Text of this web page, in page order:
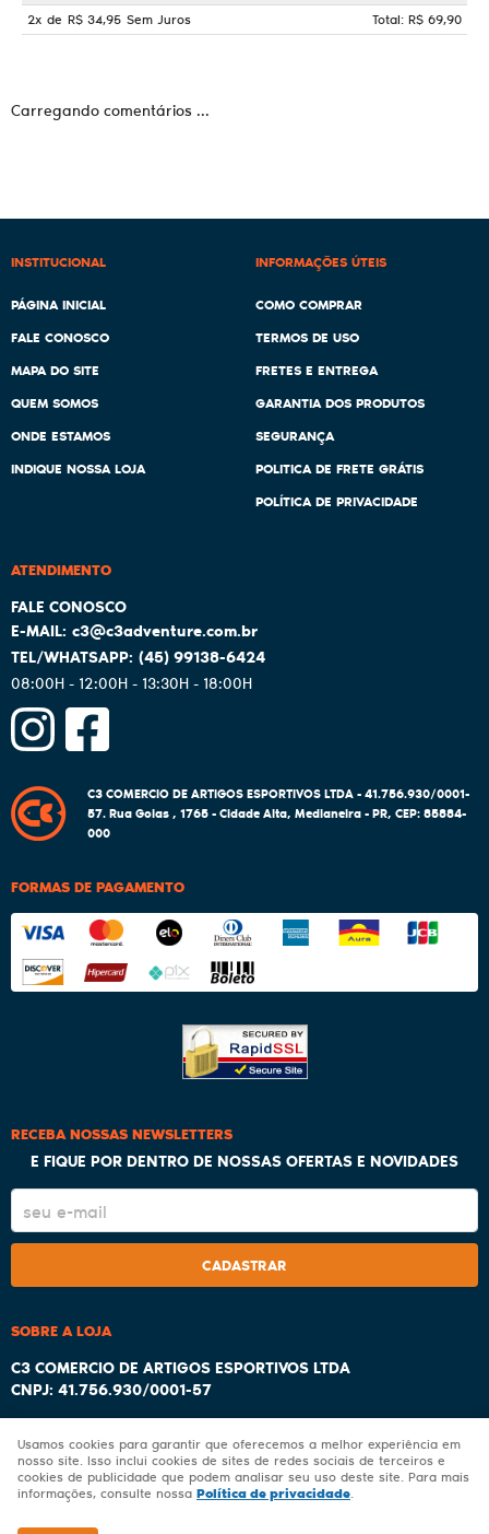
2x de R$ 34,95 Sem Juros Total: R$ 69,90
Carregando comentários ...
INSTITUCIONAL
PÁGINA INICIAL
FALE CONOSCO
MAPA DO SITE
QUEM SOMOS
ONDE ESTAMOS
INDIQUE NOSSA LOJA
INFORMAÇÕES ÚTEIS
COMO COMPRAR
TERMOS DE USO
FRETES E ENTREGA
GARANTIA DOS PRODUTOS
SEGURANÇA
POLITICA DE FRETE GRÁTIS
POLÍTICA DE PRIVACIDADE
ATENDIMENTO
(45)99138-6424
08:00H - 12:00H - 13:30H - 18:00H
c3@c3adventure.com.br
C3 COMERCIO DE ARTIGOS ESPORTIVOS LTDA - 41.756.930/0001-
57.Rua Goias , 1765-Cidade Alta, Medianeira-PR, CEP: 85884-
000
FORMAS DE PAGAMENTO
RECEBA NOSSAS NEWSLETTERS
E FIQUE POR DENTRO DE NOSSAS OFERTAS E NOVIDADES
CADASTRAR
SOBRE A LOJA
C3 COMERCIO DE ARTIGOS ESPORTIVOS LTDA
CNPJ: 41.756.930/0001-57
LOJA VIRTUAL CRIADA POR
Usamos cookies para garantir que oferecemos a melhor experiência em
nosso site. Isso inclui cookies de sites de redes sociais de terceiros e
cookies de publicidade que podem analisar seu uso deste site. Para mais
informações, consulte nossa Política de privacidade.